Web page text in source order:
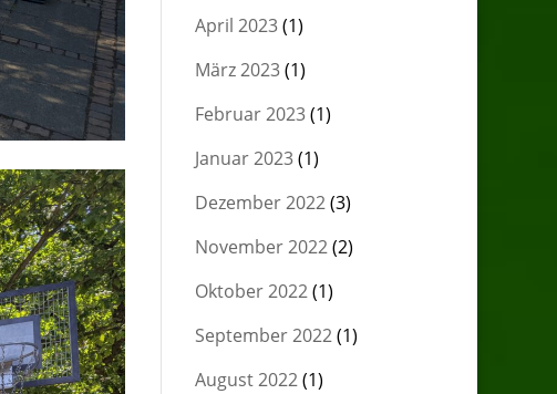
April 2023(1)
März 2023(1)
Februar 2023(1)
Januar 2023(1)
Dezember 2022(3)
November 2022(2)
Oktober 2022(1)
September 2022(1)
August 2022(1)